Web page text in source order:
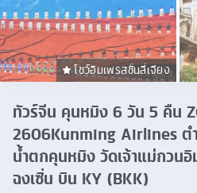
โชว์อิมเพรสชั่นลี่เจียง
ทัวร์จีน คุนหมิง 6 วัน 5 คืน
2606Kunming Airlines ต
น้ำตกคุนหมิง วัดเจ้าแม่กวน
ฉงเซิ่น บิน KY (BKK)